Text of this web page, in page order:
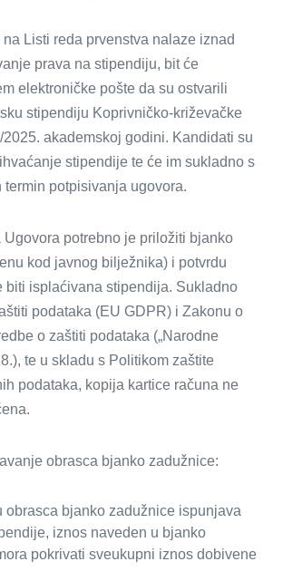
Listi reda prvenstva nalaze iznad
prava na stipendiju, bit će
elektroničke pošte da su ostvarili
stipendiju Koprivničko-križevačke
akademskoj godini. Kandidati su
stipendije te će im sukladno s
potpisivanja ugovora.
Ugovora potrebno je priložiti bjanko
kod javnog bilježnika) i potvrdu
biti isplaćivana stipendija. Sukladno
podataka (EU GDPR) i Zakonu o
o zaštiti podataka („Narodne
te u skladu s Politikom zaštite
podataka, kopija kartice računa ne
obrasca bjanko zadužnice:
obrasca bjanko zadužnice ispunjava
iznos naveden u bjanko
pokrivati sveukupni iznos dobivene